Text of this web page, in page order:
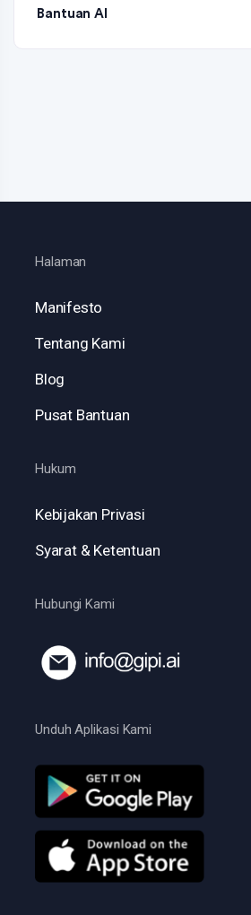
Bantuan AI
Halaman
Manifesto
Tentang Kami
Blog
Pusat Bantuan
Hukum
Kebijakan Privasi
Syarat & Ketentuan
Hubungi Kami
Unduh Aplikasi Kami